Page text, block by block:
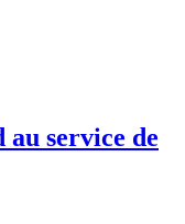
service de